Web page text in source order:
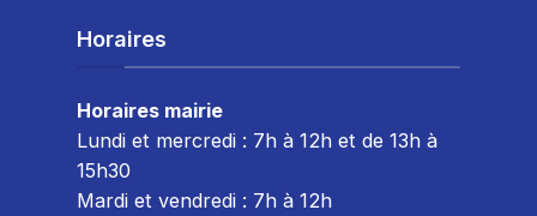
Horaires
Horaires mairie
Lundi et mercredi : 7h à 12h et de 13h à
15h30
Mardi et vendredi : 7h à 12h